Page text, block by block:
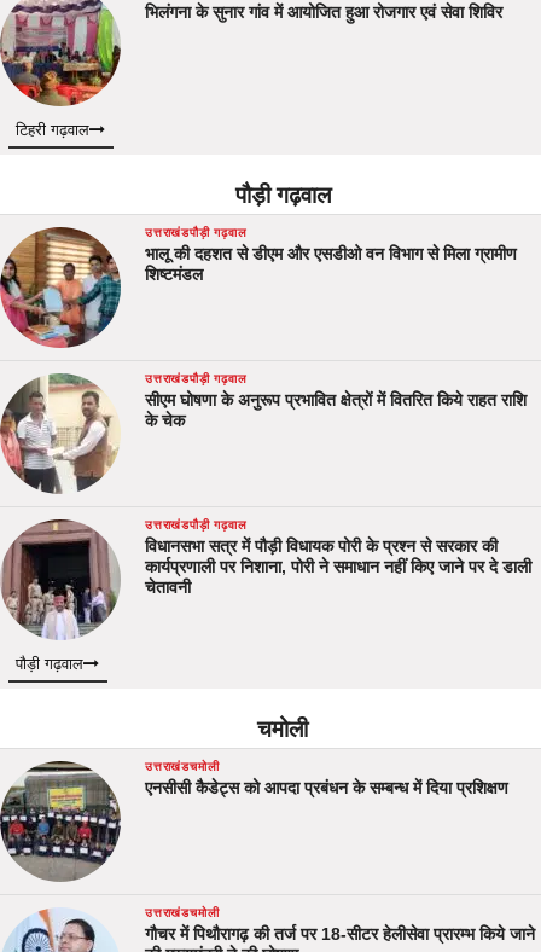
भिलंगना के सुनार गांव में आयोजित हुआ रोजगार एवं सेवा शिविर
टिहरी गढ़वाल
पौड़ी गढ़वाल
उत्तराखंडपौड़ी गढ़वाल
भालू की दहशत से डीएम और एसडीओ वन विभाग से मिला ग्रामीण
शिष्टमंडल
उत्तराखंडपौड़ी गढ़वाल
सीएम घोषणा के अनुरूप प्रभावित क्षेत्रों में वितरित किये राहत राशि
के चेक
उत्तराखंडपौड़ी गढ़वाल
विधानसभा सत्र में पौड़ी विधायक पोरी के प्रश्न से सरकार की
कार्यप्रणाली पर निशाना, पोरी ने समाधान नहीं किए जाने पर दे डाली
चेतावनी
पौड़ी गढ़वाल
चमोली
उत्तराखंडचमोली
एनसीसी कैडेट्स को आपदा प्रबंधन के सम्बन्ध में दिया प्रशिक्षण
उत्तराखंडचमोली
गौचर में पिथौरागढ़ की तर्ज पर 18-सीटर हेलीसेवा प्रारम्भ किये जाने